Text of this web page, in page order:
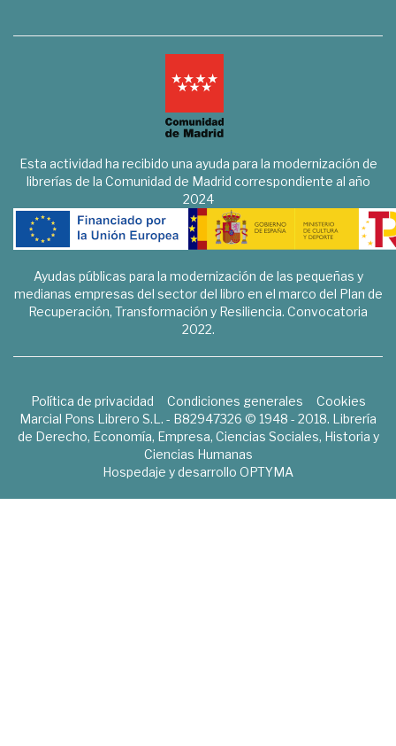
Esta actividad ha recibido una ayuda para la modernización de
librerías de la Comunidad de Madrid correspondiente al año
2024
Ayudas públicas para la modernización de las pequeñas y
medianas empresas del sector del libro en el marco del Plan de
Recuperación, Transformación y Resiliencia. Convocatoria
2022.
Política de privacidad Condiciones generales
Cookies
Marcial Pons Librero S.L. - B82947326 © 1948 - 2018. Librería
de Derecho, Economía, Empresa, Ciencias Sociales, Historia y
Ciencias Humanas
Hospedaje y desarrollo OPTYMA